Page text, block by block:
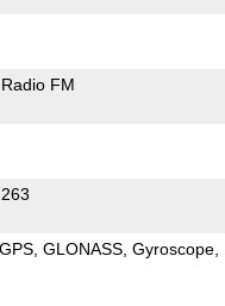
Radio FM
GLONASS Gyroscope